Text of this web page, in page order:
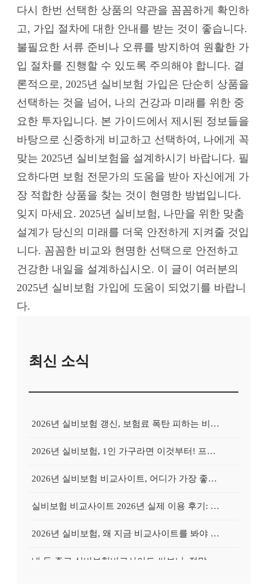
다시 한번 선택한 상품의 약관을 꼼꼼하게 확인하
고, 가입 절차에 대한 안내를 받는 것이 좋습니다.
불필요한 서류 준비나 오류를 방지하여 원활한 가
입 절차를 진행할 수 있도록 주의해야 합니다. 결
론적으로, 2025년 실비보험 가입은 단순히 상품을
선택하는 것을 넘어, 나의 건강과 미래를 위한 중
요한 투자입니다. 본 가이드에서 제시된 정보들을
바탕으로 신중하게 비교하고 선택하여, 나에게 꼭
맞는 2025년 실비보험을 설계하시기 바랍니다. 필
요하다면 보험 전문가의 도움을 받아 자신에게 가
장 적합한 상품을 찾는 것이 현명한 방법입니다.
잊지 마세요. 2025년 실비보험, 나만을 위한 맞춤
설계가 당신의 미래를 더욱 안전하게 지켜줄 것입
니다. 꼼꼼한 비교와 현명한 선택으로 안전하고
건강한 내일을 설계하십시오. 이 글이 여러분의
2025년 실비보험 가입에 도움이 되었기를 바랍니
다.
최신 소식
2026년 실비보험 갱신, 보험료 폭탄 피하는 비교사이트의 비밀
2026년 실비보험, 1인 가구라면 이것부터! 프리랜서를 위한 비교사이트 활용 가이드
2026년 실비보험 비교사이트, 어디가 가장 좋을까? Top 3 업체 전격 분석
실비보험 비교사이트 2026년 실제 이용 후기: 저렴하게 가입 성공한 비법 공개
2026년 실비보험, 왜 지금 비교사이트를 봐야 할까? 놓치면 후회할 3가지 이유